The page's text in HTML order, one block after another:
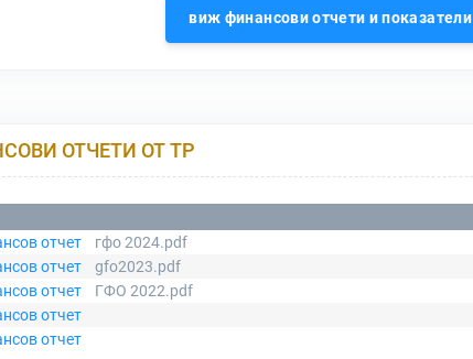
виж финансови отчети и показатели
ОТЧЕТИ ОТ ТР
отчет
гфо 2024.pdf
отчет
gfo2023.pdf
отчет
ГФО 2022.pdf
отчет
отчет